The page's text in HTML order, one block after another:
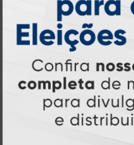
2 Etiquetas 59,6x97,4cm